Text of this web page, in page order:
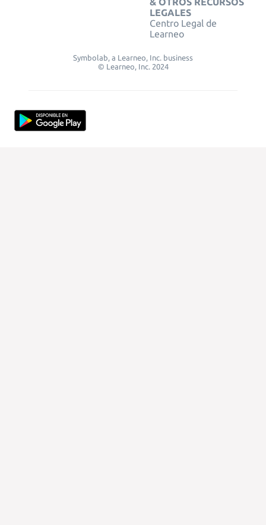
LEGALES
Centro Legal de
Learneo
Symbolab, a Learneo, Inc. business
© Learneo, Inc. 2024